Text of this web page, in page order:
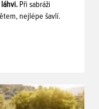
Při sabráži
nejlépe šavlí.